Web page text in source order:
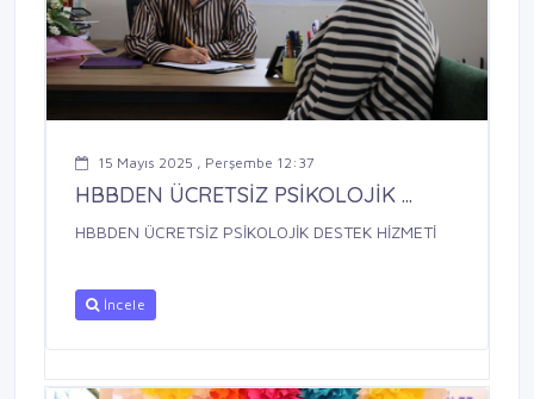
15 Mayıs 2025 , Perşembe 12:37
HBBDEN ÜCRETSİZ PSİKOLOJİK ...
HBBDEN ÜCRETSİZ PSİKOLOJİK DESTEK HİZMETİ
İncele